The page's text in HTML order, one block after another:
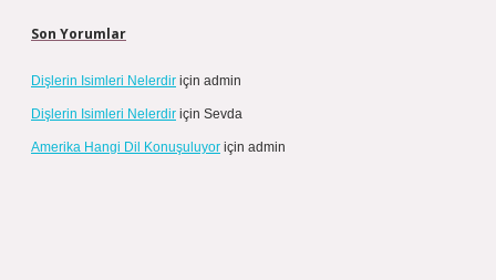
Son Yorumlar
Dişlerin Isimleri Nelerdir için admin
Dişlerin Isimleri Nelerdir için Sevda
Amerika Hangi Dil Konuşuluyor için admin